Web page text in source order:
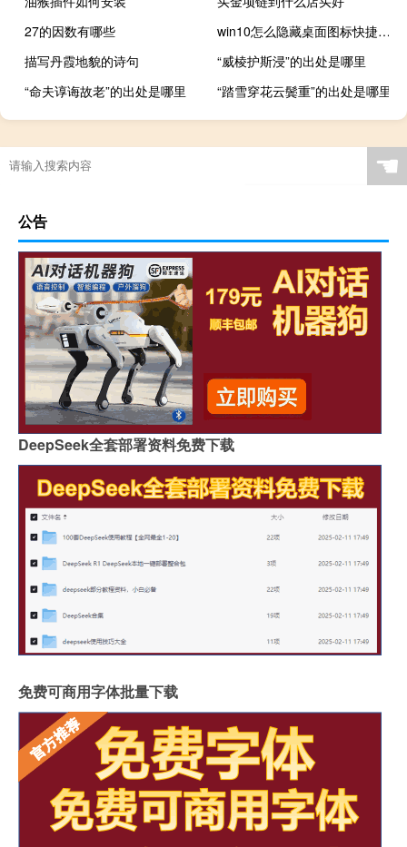
27的因数有哪些
win10怎么隐藏桌面图标快捷键（win10怎么隐藏桌面图标）
描写丹霞地貌的诗句
“威棱护斯浸”的出处是哪里
“命夫谆诲故老”的出处是哪里
“踏雪穿花云鬓重”的出处是哪里
“虚堂枕山阿”的出处是哪里
☚
公告
DeepSeek全套部署资料免费下载
免费可商用字体批量下载